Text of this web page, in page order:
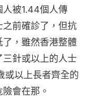
人被1.44個人傳
前確診了，但抗
，雖然香港整體
針或以上的人士
或以上長者齊全的
會在那。